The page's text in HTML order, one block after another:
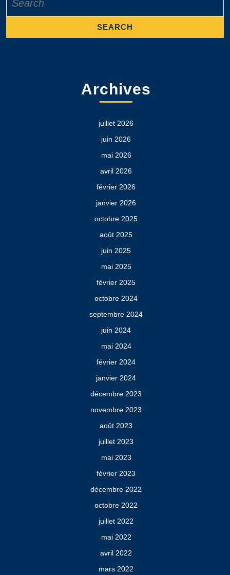
for:
Archives
juillet 2026
juin 2026
mai 2026
avril 2026
février 2026
janvier 2026
octobre 2025
août 2025
juin 2025
mai 2025
février 2025
octobre 2024
septembre 2024
juin 2024
mai 2024
février 2024
janvier 2024
décembre 2023
novembre 2023
août 2023
juillet 2023
mai 2023
février 2023
décembre 2022
octobre 2022
juillet 2022
mai 2022
avril 2022
mars 2022